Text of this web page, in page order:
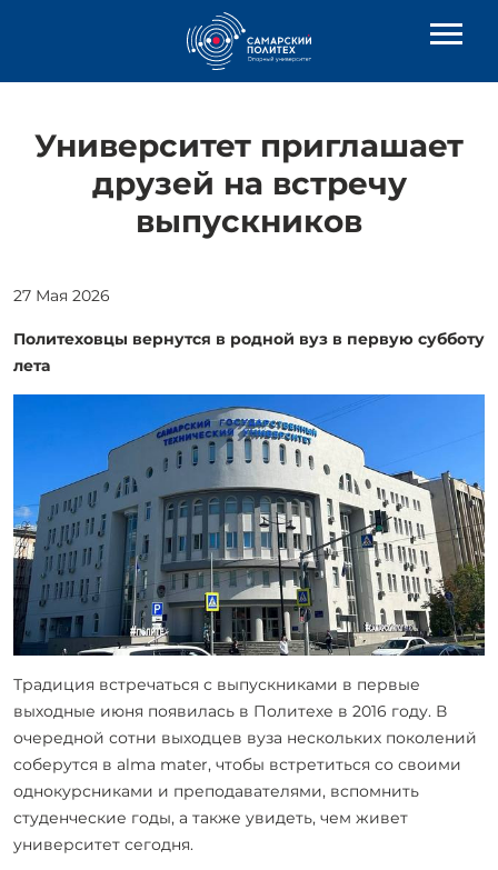
Университет приглашает
друзей на встречу
выпускников
27 Мая 2026
Политеховцы вернутся в родной вуз в первую субботу
лета
Традиция встречаться с выпускниками в первые
выходные июня появилась в Политехе в 2016 году. В
очередной сотни выходцев вуза нескольких поколений
соберутся в alma mater, чтобы встретиться со своими
однокурсниками и преподавателями, вспомнить
студенческие годы, а также увидеть, чем живет
университет сегодня.